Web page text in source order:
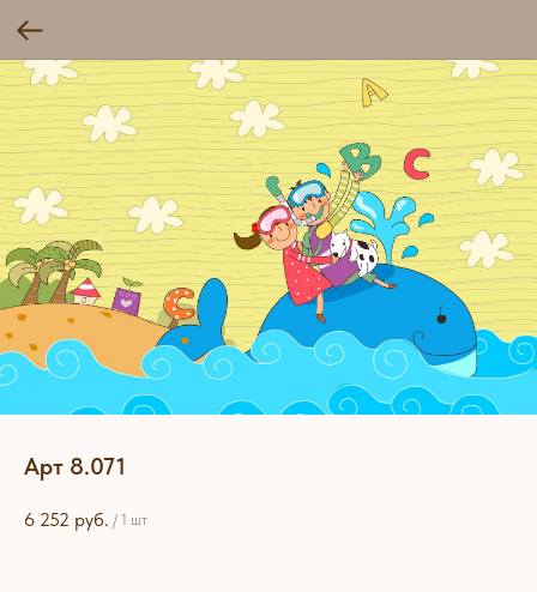
Арт 8.071
6 252 руб. / 1 шт